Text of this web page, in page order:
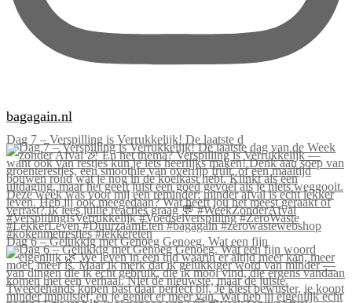
bagagain.nl
Dag 7 – Verspilling is Verrukkelijk! De laatste d
Dag 6 – Gelukkig met Genoeg Genoeg. Wat een fijn